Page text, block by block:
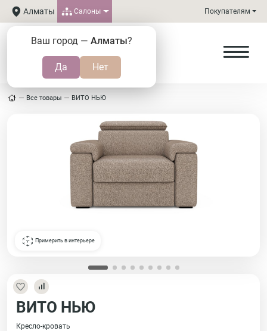
Алматы
Ваш город — Алматы?
Салоны Покупателям
Все товары ВИТО НЬЮ
ВИТО НЬЮ
Кресло-кровать
Примерить в интерьере